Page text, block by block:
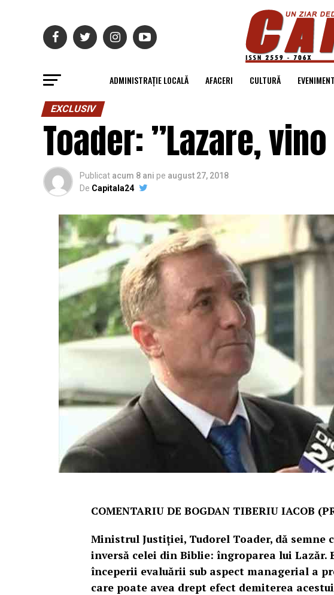
ADMINISTRAȚIE LOCALĂ AFACERI CULTURĂ EVENIMENT
EXCLUSIV
Toader: ”Lazare,
Publicat acum 8 ani pe august 27, 2018
De Capitala24
COMENTARIU DE BOGDAN TIBERIU IACOB
Ministrul Justiției, Tudorel Toader, dă semne
inversă celei din Biblie: îngroparea lui Lazăr.
începerii evaluării sub aspect managerial a
care poate avea drept efect demiterea